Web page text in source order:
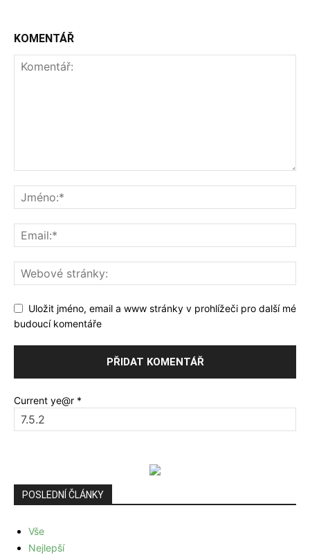
KOMENTÁŘ
Uložit jméno, email a www stránky v prohlížeči pro další mé
budoucí komentáře
Current ye@r *
POSLEDNÍ ČLÁNKY
Vše
Nejlepší